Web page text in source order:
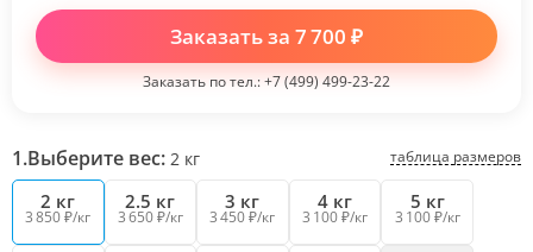
1.Выберите вес: 2 кг таблица размеров
2 кг
3 850 ₽/кг
2.5 кг
3 650 ₽/кг
3 кг
3 450 ₽/кг
4 кг
3 100 ₽/кг
5 кг
3 100 ₽/кг
Заказать за 7 700 ₽
Заказать по тел.:+7 (499) 499-23-22